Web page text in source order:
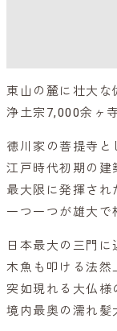
東山の麓に壮大な
浄土宗7,000余ヶ
徳川家の菩提寺と
江戸時代初期の建
最大限に発揮され
一つ一つが雄大で
日本最大の三門に
木魚も叩ける法然
突如現れる大仏様
境内最奥の濡れ髪